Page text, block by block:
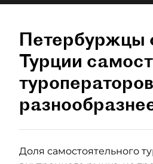
Петербуржцы
Турции
Доля самостоятельного